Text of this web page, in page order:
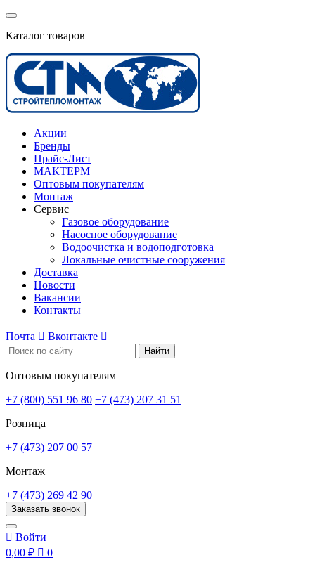
Каталог товаров
Акции
Бренды
Прайс-Лист
МАКТЕРМ
Оптовым покупателям
Монтаж
Сервис
Газовое оборудование
Насосное оборудование
Водоочистка и водоподготовка
Локальные очистные сооружения
Доставка
Новости
Вакансии
Контакты
Почта  Вконтакте 
Найти
Оптовым покупателям
+7 (800) 551 96 80 +7 (473) 207 31 51
Розница
+7 (473) 207 00 57
Монтаж
+7 (473) 269 42 90
Заказать звонок
 Войти
0,00 ₽  0